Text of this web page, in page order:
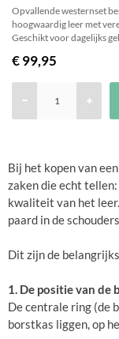
Opvallende westernset
hoogwaardig leer met
Geschikt voor dagelijks
€ 99,95
Bij het kopen van
zaken die echt
kwaliteit van het
paard in de
Dit zijn de
1. De positie van de
De centrale ring (de
borstkas liggen, op